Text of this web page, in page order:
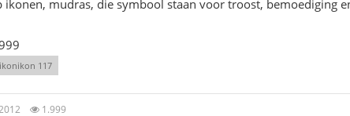
ikonen, mudras, die symbool staan voor troost, bemoediging
117
1.999